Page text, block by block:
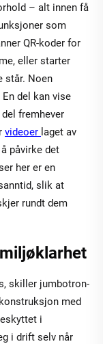
– alt innen få
som
QR-koder for
eller starter
står. Noen
del kan vise
fremhever
videoer laget av
påvirke det
her er en
slik at
rundt dem
skiller jumbotron-
med
i
i drift selv når